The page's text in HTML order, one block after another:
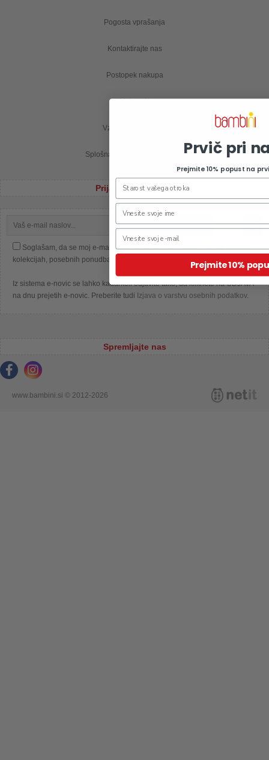
Pogosta vprašanja
Kontaktirajte nas
Postopek nakupa
Moj profil
Vzdrževanje oblačil
Splošna pravila nagradne igre
Prijava na e-novice
Soglašam, da se moj e-mail uporablja za namene obveščanja o novih
kolekcijah, posebnih ponudbah in popustih.
Iz sistema e-novic se lahko kadarkoli odjavite tako, da kliknete na ODJAVA
na dnu prejetih e-novic. Preberite tudi Izjava o varstvu osebnih podatkov.
Spremljajte nas
www.bambini.si © 2012-2026
Prvič pri
Prejmite 10% popust na
Prejmite 10%